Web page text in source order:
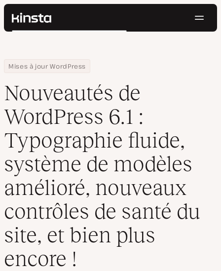
Kinsta®
Prix
Contact
Rechercher
Home
Centre de ressources
Blog
Mises à jour WordPress
Nouveautés de WordPress 6.1 : Typographie fluide, système
Nouveautés de
WordPress 6.1 :
Typographie fluide,
système de modèles
amélioré, nouveaux
contrôles de santé du
site, et bien plus
encore !